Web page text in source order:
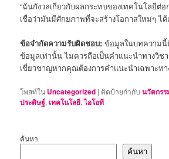
“ฉันกังวลเกี่ยวกับผลกระทบของเทคโนโลยีต่
เชื่อว่ามันมีศักยภาพที่จะสร้างโอกาสใหม่ๆ ได้
ข้อจำกัดความรับผิดชอบ: ข้อมูลในบทความนี้
ข้อมูลเท่านั้น ไม่ควรถือเป็นคำแนะนำทางวิช
เชี่ยวชาญหากคุณต้องการคำแนะนำเฉพาะทา
โพสท์ใน Uncategorized | ติดป้ายกำกับ นวัตกรร
ประดิษฐ์, เทคโนโลยี,ไอโอที
ค้นหา
ค้นหา